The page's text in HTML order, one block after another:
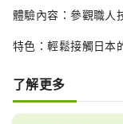
體驗內容：參觀職人
特色：輕鬆接觸日本
了解更多